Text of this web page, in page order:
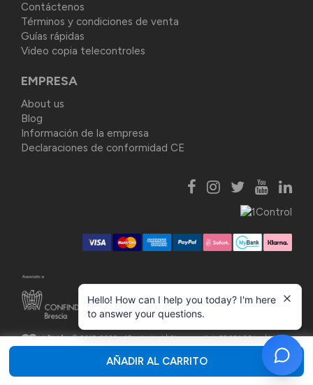
AÑADIR AL CARRITO
Contáctenos
Términos y condiciones de venta
Guías rápidas
Video copia telecontroles
EMPRESA
About us
Blog
Información de la empresa
Declaraciones de conformidad CE
© 2015-2026 - 1Control srl |Share capital: 52.381,86 i.v. | VAT
03748160987
Privacy Policy |Cookie Policy |Actualizar consentimientos
Hello! How can I help you today? I'm here
to answer your questions.